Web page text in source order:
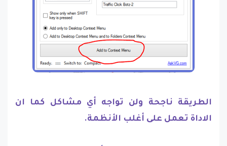
الطريقة ناجحة ولن تواجه أي مشاكل كما ان
الاداة تعمل على أغلب الأنظمة.